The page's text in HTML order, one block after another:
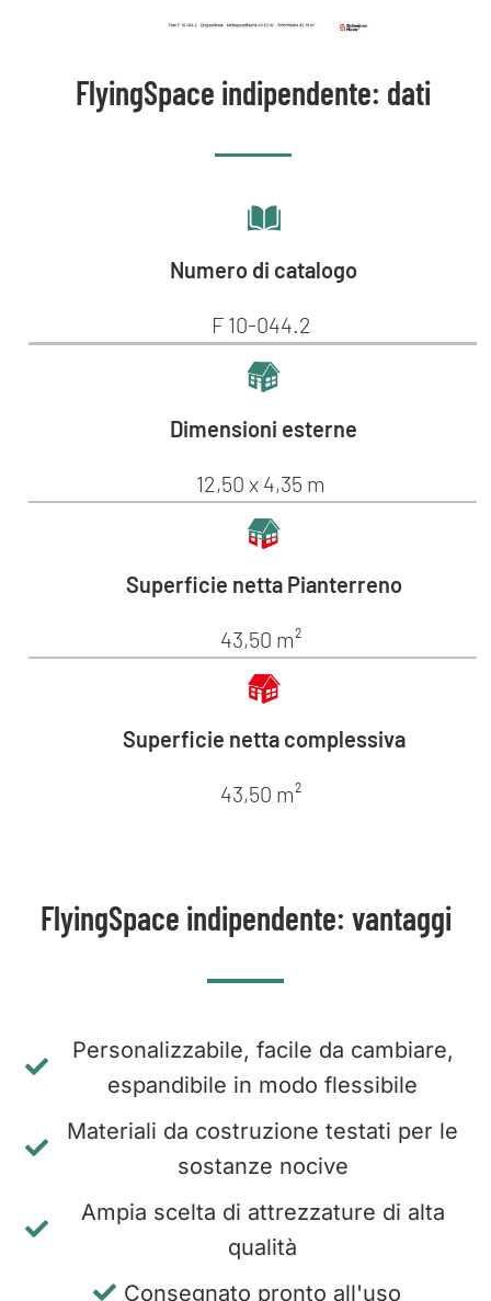
FlyingSpace indipendente: dati
Numero di catalogo
F 10-044.2
Dimensioni esterne
12,50 x 4,35 m
Superficie netta Pianterreno
43,50 m²
Superficie netta complessiva
43,50 m²
FlyingSpace indipendente: vantaggi
Personalizzabile, facile da cambiare,
espandibile in modo flessibile
Materiali da costruzione testati per le
sostanze nocive
Ampia scelta di attrezzature di alta
qualità
Consegnato pronto all'uso